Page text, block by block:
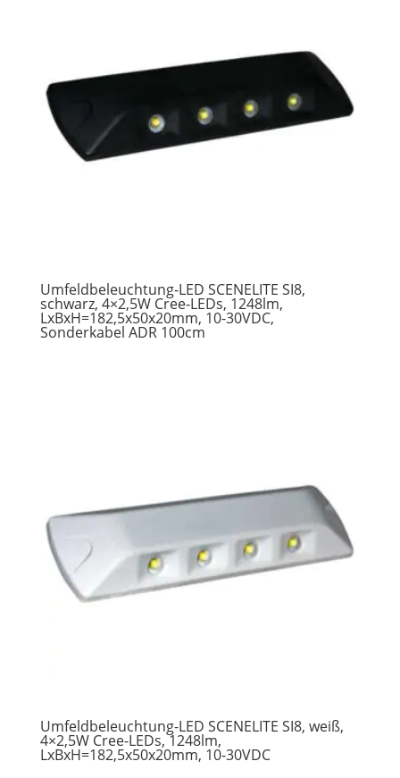
Umfeldbeleuchtung-LED SCENELITE SI8,
schwarz, 4×2,5W Cree-LEDs, 1248lm,
LxBxH=182,5x50x20mm, 10-30VDC,
Sonderkabel ADR 100cm
Umfeldbeleuchtung-LED SCENELITE SI8, weiß,
4×2,5W Cree-LEDs, 1248lm,
LxBxH=182,5x50x20mm, 10-30VDC